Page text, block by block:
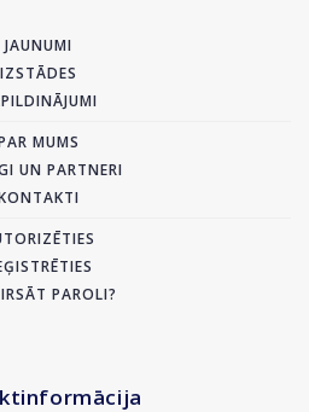
JAUNUMI
IZSTĀDES
MUMS
UN PARTNERI
PAROLI?